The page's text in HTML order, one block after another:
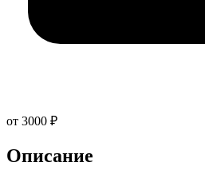
от 3000 ₽
Описание